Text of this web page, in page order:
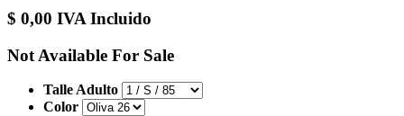
$ 0,00 IVA Incluido
Not Available For Sale
Talle Adulto
Color